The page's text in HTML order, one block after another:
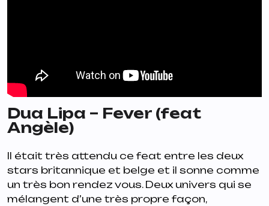
Dua Lipa – Fever (feat
Angèle)
Il était très attendu ce feat entre les deux
stars britannique et belge et il sonne comme
un très bon rendez vous. Deux univers qui se
mélangent d’une très propre façon,